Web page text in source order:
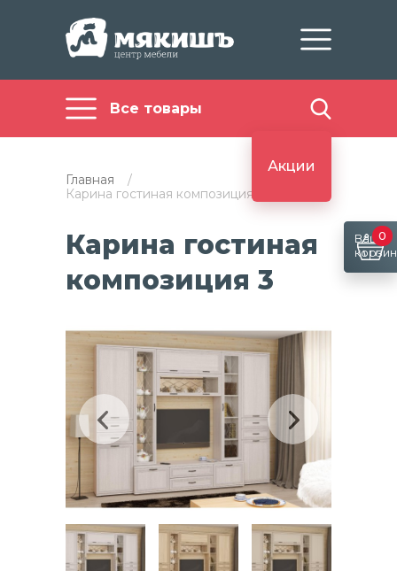
Все товары
Акции
Ваша
0
Главная
/
Карина гостиная композиция 3
Карина гостиная
композиция 3